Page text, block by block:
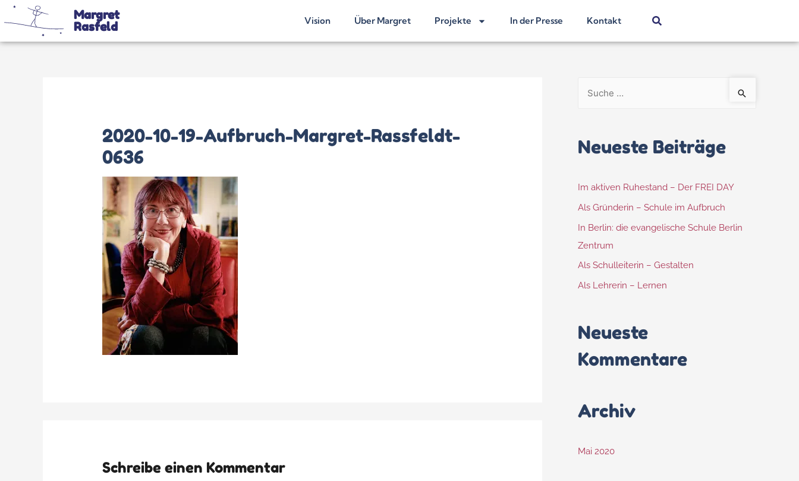
Margret
Rasfeld
Vision Über Margret Projekte In der Presse Kontakt
2020-10-19-Aufbruch-Margret-Rassfeldt-
0636
Schreibe einen Kommentar
Neueste Beiträge
Im aktiven Ruhestand – Der FREI DAY
Als Gründerin – Schule im Aufbruch
In Berlin: die evangelische Schule Berlin
Zentrum
Als Schulleiterin – Gestalten
Als Lehrerin – Lernen
Neueste
Kommentare
Archiv
Mai 2020